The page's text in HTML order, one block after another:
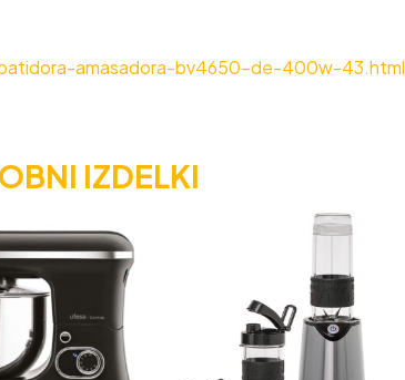
amasadora-bv4650-de-400w-43.html
IZDELKI